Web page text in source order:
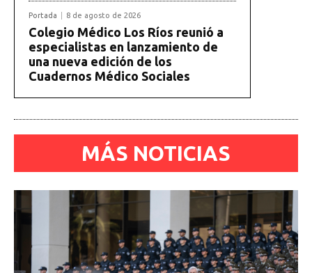
Portada 8 de agosto de 2026
Colegio Médico Los Ríos reunió a
especialistas en lanzamiento de
una nueva edición de los
Cuadernos Médico Sociales
MÁS NOTICIAS